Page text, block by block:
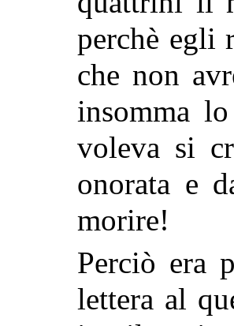
perchè egli
che non
insomma
voleva si
onorata e
morire!
Perciò era
lettera al